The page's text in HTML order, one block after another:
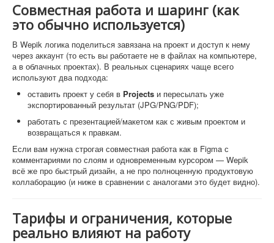
Совместная работа и шаринг (как
это обычно используется)
В Wepik логика поделиться завязана на проект и доступ к нему
через аккаунт (то есть вы работаете не в файлах на компьютере,
а в облачных проектах). В реальных сценариях чаще всего
используют два подхода:
оставить проект у себя в Projects и пересылать уже
экспортированный результат (JPG/PNG/PDF);
работать с презентацией/макетом как с живым проектом и
возвращаться к правкам.
Если вам нужна строгая совместная работа как в Figma с
комментариями по слоям и одновременным курсором — Wepik
всё же про быстрый дизайн, а не про полноценную продуктовую
коллаборацию (и ниже в сравнении с аналогами это будет видно).
Тарифы и ограничения, которые
реально влияют на работу